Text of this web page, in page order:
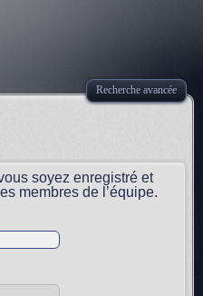
Recherche avancée
soyez enregistré et
membres de l’équipe.